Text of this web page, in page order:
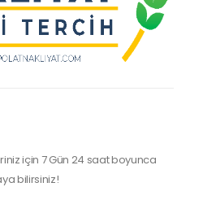
için 7 Gün 24 saat boyunca
bilirsiniz!